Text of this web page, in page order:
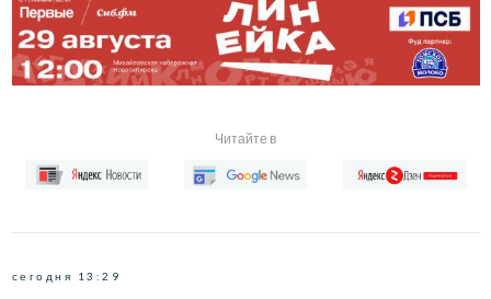
Читайте в
сегодня 13:29